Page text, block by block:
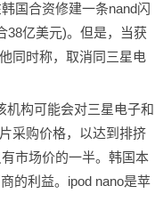
国合资修建一条nand闪
38亿美元)。但是，当获
同时称，取消同三星电
构可能会对三星电子和
采购价格，以达到排挤
市场价的一半。韩国本
的利益。ipod nano是苹